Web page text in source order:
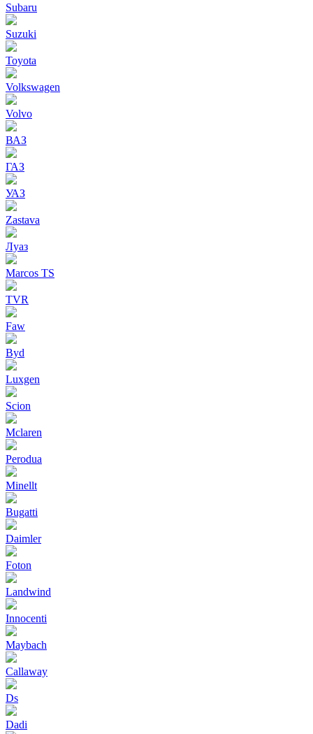
Subaru
Suzuki
Toyota
Volkswagen
Volvo
ВАЗ
ГАЗ
УАЗ
Zastava
Луаз
Marcos TS
TVR
Faw
Byd
Luxgen
Scion
Mclaren
Perodua
Minellt
Bugatti
Daimler
Foton
Landwind
Innocenti
Maybach
Callaway
Ds
Dadi